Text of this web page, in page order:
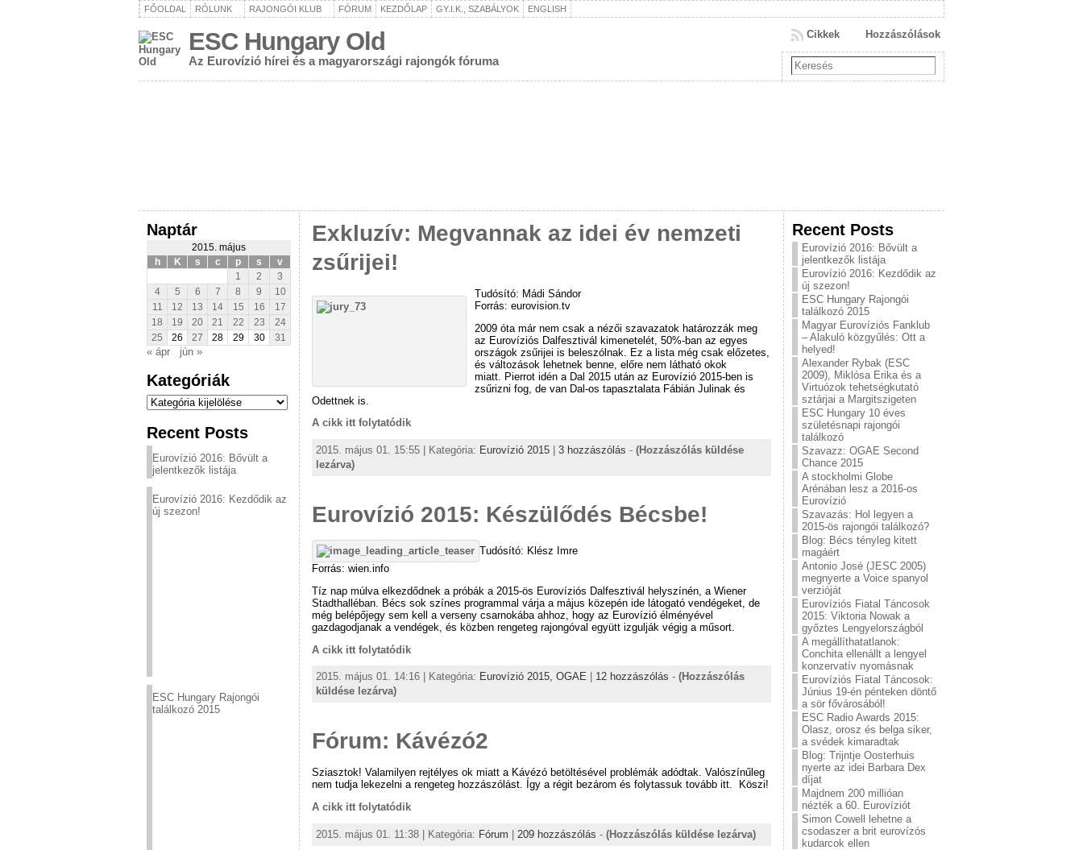
FŐOLDAL RÓLUNK RAJONGÓI KLUB FÓRUM KEZDŐLAP GY.I.K., SZABÁLYOK ENGLISH
ESC Hungary Old
Az Eurovízió hírei és a magyarországi rajongók fóruma
Hozzászólások
Cikkek
Naptár
2015. május
h
K s c p s
v
1
2
3
4
5 6 7 8 9
10
11
12 13 14 15 16
17
18
19 20 21 22 23
24
25
26 27 28 29 30 31
« ápr jún »
Kategóriák
Kategóriák
Recent Posts
Eurovízió 2016: Bővült a
jelentkezők listája
Eurovízió 2016: Kezdődik az
új szezon!
ESC Hungary Rajongói
találkozó 2015
Exkluzív: Megvannak az idei év nemzeti
zsűrijei!
Tudósító: Mádi Sándor
Forrás: eurovision.tv
2009 óta már nem csak a nézői szavazatok határozzák meg
az Eurovíziós Dalfesztivál kimenetelét, 50%-ban az egyes
országok zsűrijei is beleszólnak. Ez a lista még csak előzetes,
és változások lehetnek benne, előre nem látható okok
miatt. Pierrot idén a Dal 2015 után az Eurovízió 2015-ben is
zsűrizni fog, de van Dal-os tapasztalata Fábián Julinak és
Odettnek is.
A cikk itt folytatódik
2015. május 01. 15:55 | Kategória: Eurovízió 2015 3 hozzászólás - (Hozzászólás küldése
lezárva)
Eurovízió 2015: Készülődés Bécsbe!
Tudósító: Klész Imre
Forrás: wien.info
Tíz nap múlva elkezdődnek a próbák a 2015-ös Eurovíziós Dalfesztivál helyszínén, a Wiener
Stadthalléban. Bécs sok színes programmal várja a május közepén ide látogató vendégeket, de
még belépőjegy sem kell a verseny csarnokába ahhoz, hogy az Eurovízió élményével
gazdagodjanak a vendégek, és közben rengeteg rajongóval együtt izgulják végig a műsort.
A cikk itt folytatódik
2015. május 01. 14:16 | Kategória: Eurovízió 2015, OGAE 12 hozzászólás - (Hozzászólás
küldése lezárva)
Fórum: Kávézó2
Sziasztok! Valamilyen rejtélyes ok miatt a Kávézó betöltésével problémák adódtak. Valószínűleg
nem tudja lekezelni a rengeteg hozzászólást. Így a régit bezárom és folytassuk tovább itt. Köszi!
A cikk itt folytatódik
2015. május 01. 11:38 | Kategória: Fórum 209 hozzászólás - (Hozzászólás küldése lezárva)
Recent Posts
Eurovízió 2016: Bővült a
jelentkezők listája
Eurovízió 2016: Kezdődik az
új szezon!
ESC Hungary Rajongói
találkozó 2015
Magyar Eurovíziós Fanklub
– Alakuló közgyűlés: Ott a
helyed!
Alexander Rybak (ESC
2009), Miklósa Erika és a
Virtuózok tehetségkutató
sztárjai a Margitszigeten
ESC Hungary 10 éves
születésnapi rajongói
találkozó
Szavazz: OGAE Second
Chance 2015
A stockholmi Globe
Arénában lesz a 2016-os
Eurovízió
Szavazás: Hol legyen a
2015-ös rajongói találkozó?
Blog: Bécs tényleg kitett
magáért
Antonio José (JESC 2005)
megnyerte a Voice spanyol
verzióját
Eurovíziós Fiatal Táncosok
2015: Viktoria Nowak a
győztes Lengyelországból
A megállíthatatlanok:
Conchita ellenállt a lengyel
konzervatív nyomásnak
Eurovíziós Fiatal Táncosok:
Június 19-én pénteken döntő
a sör fővárosából!
ESC Radio Awards 2015:
Olasz, orosz és belga siker,
a svédek kimaradtak
Blog: Trijntje Oosterhuis
nyerte az idei Barbara Dex
díjat
Majdnem 200 millióan
nézték a 60. Eurovíziót
Simon Cowell lehetne a
csodaszer a brit eurovízós
kudarcok ellen